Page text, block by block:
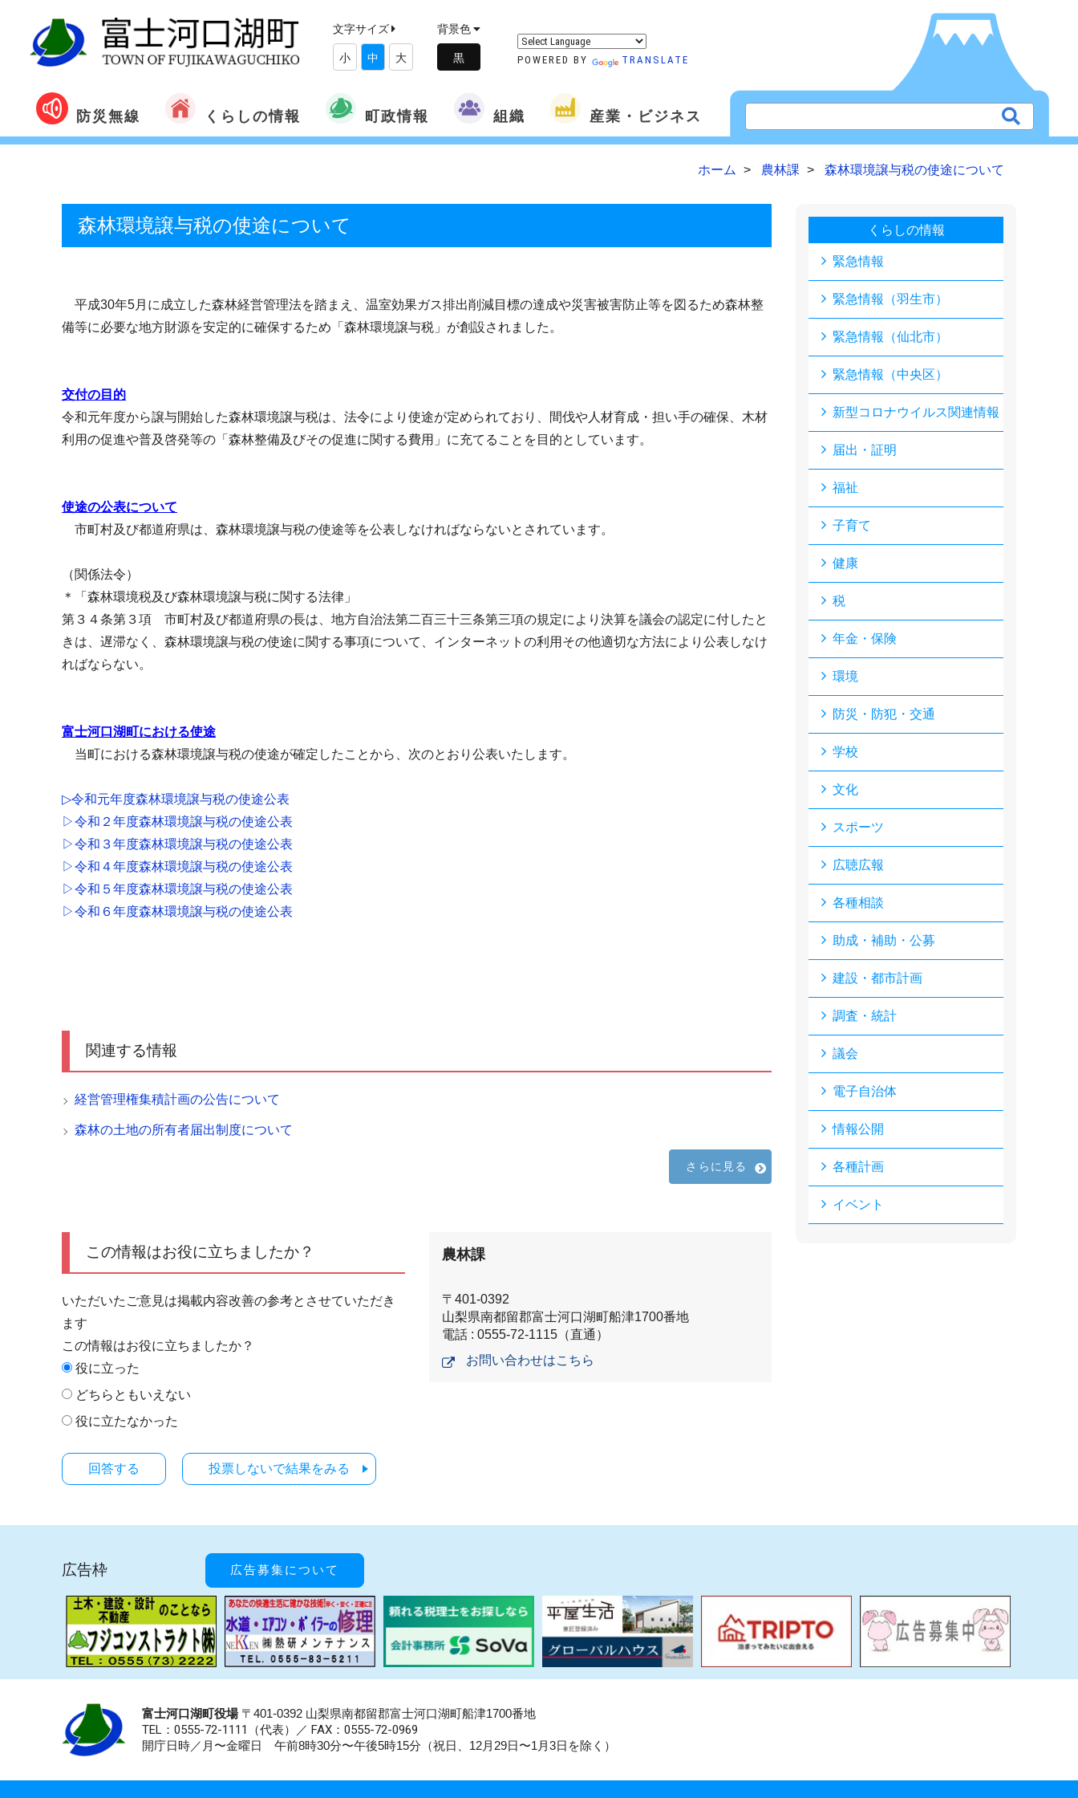
文字サイズ
小 中 大
背景色
POWERED BY TRANSLATE
防災無線 くらしの情報 町政情報 組織 産業・ビジネス
ホーム 農林課 森林環境譲与税の使途について
森林環境譲与税の使途について
平成30年5月に成立した森林経営管理法を踏まえ、温室効果ガス排出削減目標の達成や災害被害防止等を図るため森林整
備等に必要な地方財源を安定的に確保するため「森林環境譲与税」が創設されました。
交付の目的
令和元年度から譲与開始した森林環境譲与税は、法令により使途が定められており、間伐や人材育成・担い手の確保、木材
利用の促進や普及啓発等の「森林整備及びその促進に関する費用」に充てることを目的としています。
使途の公表について
市町村及び都道府県は、森林環境譲与税の使途等を公表しなければならないとされています。
（関係法令）
＊「森林環境税及び森林環境譲与税に関する法律」
第３４条第３項 市町村及び都道府県の長は、地方自治法第二百三十三条第三項の規定により決算を議会の認定に付したと
きは、遅滞なく、森林環境譲与税の使途に関する事項について、インターネットの利用その他適切な方法により公表しなけ
ればならない。
富士河口湖町における使途
当町における森林環境譲与税の使途が確定したことから、次のとおり公表いたします。
▷令和元年度森林環境譲与税の使途公表
▷令和２年度森林環境譲与税の使途公表
▷令和３年度森林環境譲与税の使途公表
▷令和４年度森林環境譲与税の使途公表
▷令和５年度森林環境譲与税の使途公表
▷令和６年度森林環境譲与税の使途公表
関連する情報
経営管理権集積計画の公告について
森林の土地の所有者届出制度について
さらに見る
この情報はお役に立ちましたか？
いただいたご意見は掲載内容改善の参考とさせていただき
ます
この情報はお役に立ちましたか？
役に立った
どちらともいえない
役に立たなかった
投票しないで結果をみる
農林課
〒401-0392
山梨県南都留郡富士河口湖町船津1700番地
電話 : 0555-72-1115（直通）
お問い合わせはこちら
くらしの情報
緊急情報
緊急情報（羽生市）
緊急情報（仙北市）
緊急情報（中央区）
新型コロナウイルス関連情報
届出・証明
福祉
子育て
健康
税
年金・保険
環境
防災・防犯・交通
学校
文化
スポーツ
広聴広報
各種相談
助成・補助・公募
建設・都市計画
調査・統計
議会
電子自治体
情報公開
各種計画
イベント
広告枠 広告募集について
富士河口湖町役場〒401-0392 山梨県南都留郡富士河口湖町船津1700番地
TEL：0555-72-1111 （代表）／ FAX：0555-72-0969
開庁日時／月〜金曜日 午前8時30分〜午後5時15分（祝日、12月29日〜1月3日を除く）